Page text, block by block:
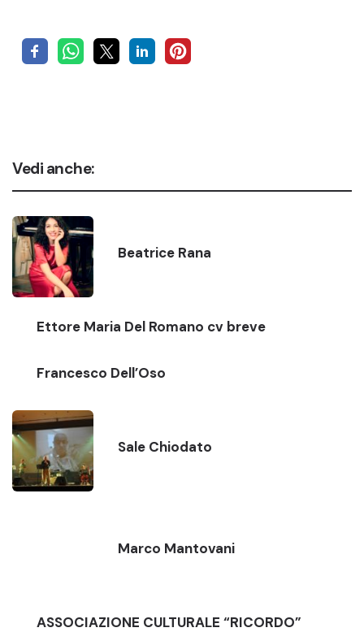
Vedi anche:
Beatrice Rana
Ettore Maria Del Romano cv breve
Francesco Dell’Oso
Sale Chiodato
Marco Mantovani
ASSOCIAZIONE CULTURALE “RICORDO”